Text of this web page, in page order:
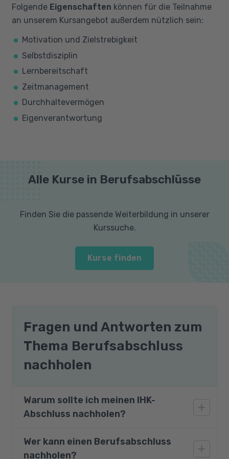
Folgende Eigenschaften können für die Teilnahme
an unserem Kursangebot außerdem nützlich sein:
Motivation und Zielstrebigkeit
Selbstdisziplin
Lernbereitschaft
Zeitmanagement
Durchhaltevermögen
Eigenverantwortung
Alle Kurse in Berufsabschlüsse
Finden Sie die passende Weiterbildung in unserer
Kurssuche.
Kurse finden
Fragen und Antworten zum
Thema Berufsabschluss
nachholen
Warum sollte ich meinen IHK-
Abschluss nachholen?
Das Nachholen eines Berufsabschlusses
verbessert Ihre beruflichen Chancen, eröffnet
Wer kann einen Berufsabschluss
nachholen?